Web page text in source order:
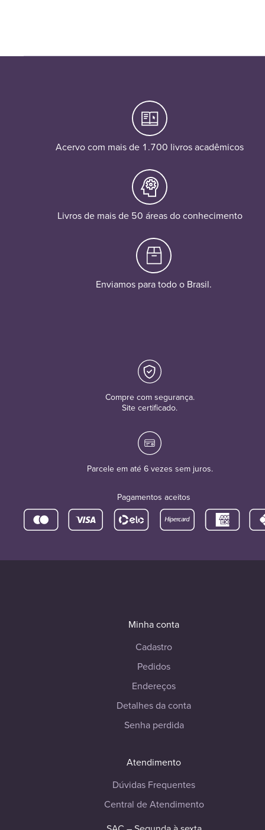
Acervo com mais de 1.700 livros acadêmicos
Livros de mais de 50 áreas do conhecimento
Enviamos para todo o Brasil.
Compre com segurança.
Site certificado.
Parcele em até 6 vezes sem juros.
Pagamentos aceitos
Minha conta
Cadastro
Pedidos
Endereços
Detalhes da conta
Senha perdida
Atendimento
Dúvidas Frequentes
Central de Atendimento